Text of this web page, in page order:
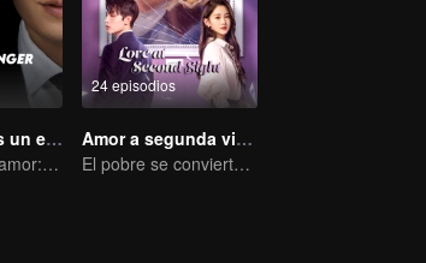
Amar quien es un extraño
Redención de amor: Victoria y Oho Ou
24 episodios
Amor a segunda vista
El pobre se convierte en el CEO dominante y persigue a su primer amor.